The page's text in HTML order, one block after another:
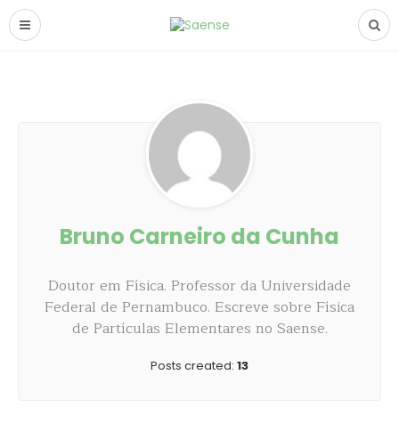
Bruno Carneiro da Cunha
Doutor em Física. Professor da Universidade
Federal de Pernambuco. Escreve sobre Física
de Partículas Elementares no Saense.
Posts created: 13